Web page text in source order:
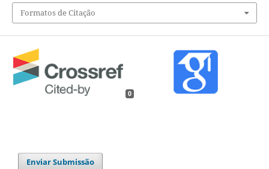
Formatos de Citação
0
Enviar Submissão